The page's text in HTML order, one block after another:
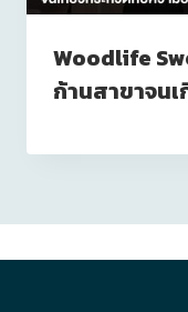
Woodlife
ก้านสาขาจน